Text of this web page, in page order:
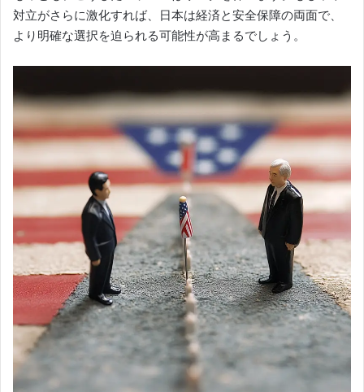
対立がさらに激化すれば、日本は経済と安全保障の両面で、
より明確な選択を迫られる可能性が高まるでしょう。